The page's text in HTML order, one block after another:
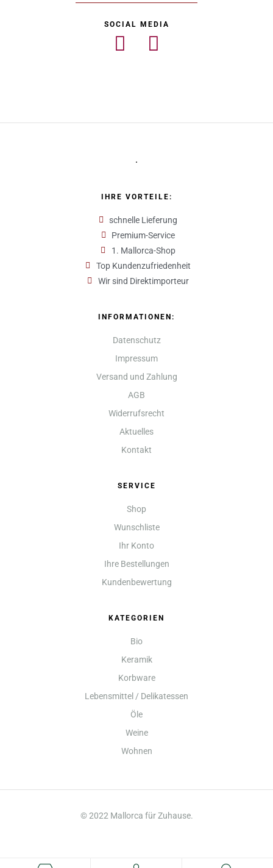
SOCIAL MEDIA
IHRE VORTEILE:
schnelle Lieferung
Premium-Service
1. Mallorca-Shop
Top Kundenzufriedenheit
Wir sind Direktimporteur
INFORMATIONEN:
Datenschutz
Impressum
Versand und Zahlung
AGB
Widerrufsrecht
Aktuelles
Kontakt
SERVICE
Shop
Wunschliste
Ihr Konto
Ihre Bestellungen
Kundenbewertung
KATEGORIEN
Bio
Keramik
Korbware
Lebensmittel / Delikatessen
Öle
Weine
Wohnen
© 2022 Mallorca für Zuhause.